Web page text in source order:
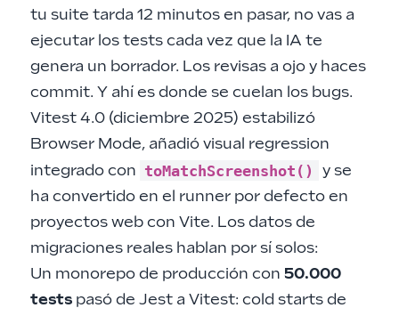
tu suite tarda 12 minutos en pasar, no vas a
ejecutar los tests cada vez que la IA te
genera un borrador. Los revisas a ojo y haces
commit. Y ahí es donde se cuelan los bugs.
Vitest 4.0 (diciembre 2025) estabilizó
Browser Mode, añadió visual regression
integrado con toMatchScreenshot()
y se
ha convertido en el runner por defecto en
proyectos web con Vite. Los datos de
migraciones reales hablan por sí solos:
Un monorepo de producción con 50.000
testspasó de Jest a Vitest: cold starts de